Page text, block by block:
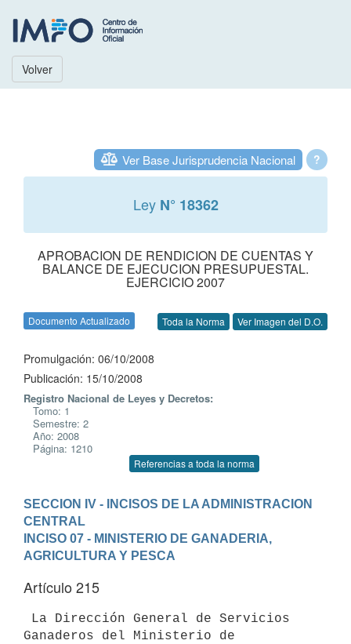
Volver
?
Ver Base Jurisprudencia Nacional
Ley N° 18362
APROBACION DE RENDICION DE CUENTAS Y
BALANCE DE EJECUCION PRESUPUESTAL.
EJERCICIO 2007
Documento Actualizado Toda la Norma Ver Imagen del D.O.
Promulgación: 06/10/2008
Publicación: 15/10/2008
Registro Nacional de Leyes y Decretos:
Tomo: 1
Semestre: 2
Año: 2008
Página: 1210
Referencias a toda la norma
SECCION IV - INCISOS DE LA ADMINISTRACION
CENTRAL
INCISO 07 - MINISTERIO DE GANADERIA,
AGRICULTURA Y PESCA
Artículo 215
Ganaderos del Ministerio de